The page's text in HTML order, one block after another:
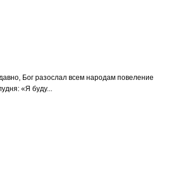
Бог разослал всем народам повеление
«Я буду...